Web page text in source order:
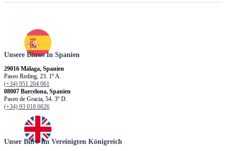
Unsere Büros In Spanien
29016 Málaga, Spanien
Paseo Reding, 23. 1º A.
(+34) 951 204 061
08007 Barcelona, Spanien
Paseo de Gracia, 54. 3º D.
(+34) 93 018 6626
Unser Büro Im Vereinigten Königreich